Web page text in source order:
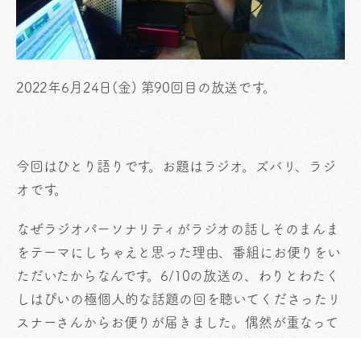
2022年6月24日(金) 第90回目の放送です。
今回はひとり語りです。お題はラジオ。ズバリ、ラジ
オです。
なぜラジオパーソナリティがラジオの話しそのまんま
をテーマにしちゃえと思った理由、番組にお便りをい
ただいたからなんです。6/10の放送の、わりとわたく
しはぴいの極個人的な話題の回を聴いてくださったリ
スナーさんからお便りが届きました。偶然が重なって